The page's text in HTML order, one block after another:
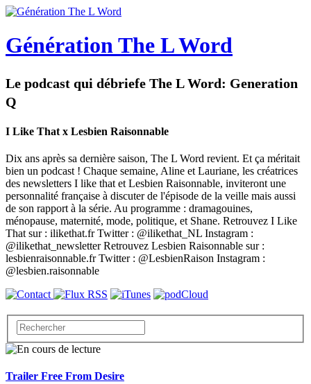
Génération The L Word
Le podcast qui débriefe The L Word: Generation
Q
I Like That x Lesbien Raisonnable
Dix ans après sa dernière saison, The L Word revient. Et ça méritait
bien un podcast ! Chaque semaine, Aline et Lauriane, les créatrices
des newsletters I like that et Lesbien Raisonnable, inviteront une
personnalité française à discuter de l'épisode de la veille mais aussi
de son rapport à la série. Au programme : dramagouines,
ménopause, maternité, mode, politique, et Shane. Retrouvez I Like
That sur : ilikethat.fr Twitter : @ilikethat_NL Instagram :
@ilikethat_newsletter Retrouvez Lesbien Raisonnable sur :
lesbienraisonnable.fr Twitter : @LesbienRaison Instagram :
@lesbien.raisonnable
Trailer Free From Desire